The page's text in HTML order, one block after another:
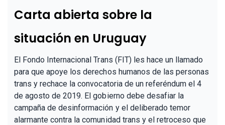
Carta abierta sobre la
situación en Uruguay
El Fondo Internacional Trans (FIT) les hace un llamado
para que apoye los derechos humanos de las personas
trans y rechace la convocatoria de un referéndum el 4
de agosto de 2019. El gobierno debe desafiar la
campaña de desinformación y el deliberado temor
alarmante contra la comunidad trans y el retroceso que